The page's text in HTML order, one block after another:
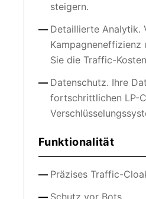
steigern.
Detaillierte Analytik.
Kampagneneffizienz
Sie die Traffic-
Datenschutz. Ihre
fortschrittlichen LP-
Funktionalität
Präzises Traffic-
Schutz vor Bots